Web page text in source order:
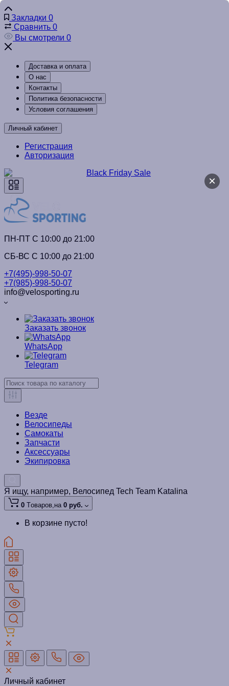
Закладки 0
Сравнить 0
Вы смотрели 0
Доставка и оплата
О нас
Контакты
Политика безопасности
Условия соглашения
Личный кабинет
Регистрация
Авторизация
×
ПН-ПТ C 10:00 до 21:00
СБ-ВС С 10:00 до 21:00
+7(495)-998-50-07
+7(985)-998-50-07
info@velosporting.ru
Заказать звонок
WhatsApp
Telegram
Везде
Велосипеды
Самокаты
Запчасти
Аксессуары
Экипировка
Я ищу, например, Велосипед Tech Team Katalina
0 Tоваров,на 0 руб.
В корзине пусто!
Личный кабинет